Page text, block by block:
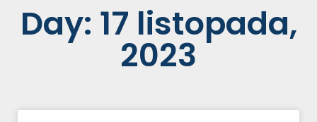
Day: 17 listopada,
2023